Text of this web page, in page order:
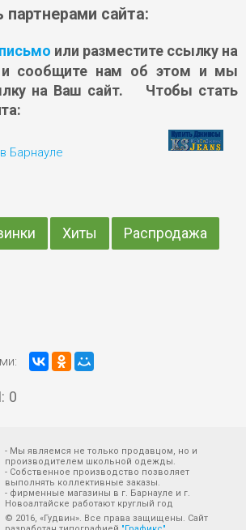
сайта:
письмо или разместите ссылку на
сообщите нам об этом и мы
на Ваш сайт. Чтобы стать
Хиты Распродажа
0
- Мы являемся не только продавцом, но и
производителем школьной одежды.
- Собственное производство позволяет
выполнять коллективные заказы.
- фирменные магазины в г. Барнауле и г.
Новоалтайске работают круглый год
© 2016, «Гудвин». Все права защищены. Сайт